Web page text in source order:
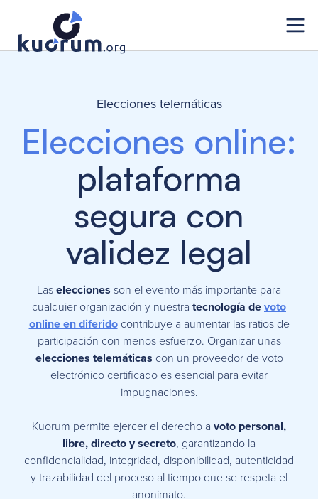
Elecciones telemáticas
Elecciones online:
plataforma
segura con
validez legal
Laselecciones son el evento más importante para
cualquier organización y nuestra tecnología devoto
online en diferido contribuye a aumentar las ratios de
participación con menos esfuerzo. Organizar unas
elecciones telemáticas con un proveedor de voto
electrónico certificado es esencial para evitar
impugnaciones.
Kuorum permite ejercer el derecho a voto personal,
libre, directo y secreto, garantizando la
confidencialidad, integridad, disponibilidad, autenticidad
y trazabilidad del proceso al tiempo que se respeta el
anonimato.